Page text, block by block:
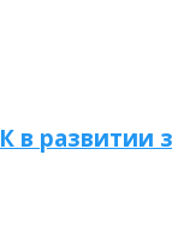
развитии